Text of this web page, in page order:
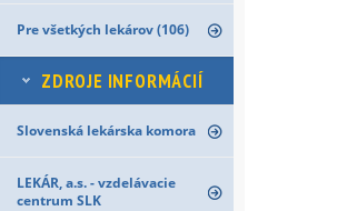
Pre všetkých lekárov (106)
ZDROJE INFORMÁCIÍ
Slovenská lekárska komora
LEKÁR, a.s. - vzdelávacie
centrum SLK